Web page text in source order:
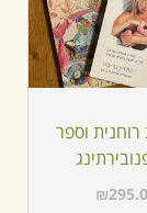
רוחנית וספר
₪